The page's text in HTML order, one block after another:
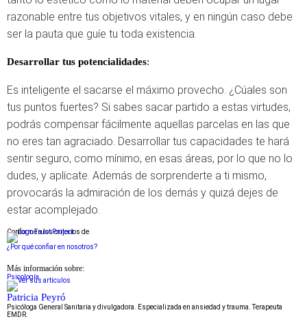
razonable entre tus objetivos vitales, y en ningún caso debe
ser la pauta que guíe tu toda existencia.
Desarrollar tus potencialidades:
Es inteligente el sacarse el máximo provecho. ¿Cúales son
tus puntos fuertes? Si sabes sacar partido a estas virtudes,
podrás compensar fácilmente aquellas parcelas en las que
no eres tan agraciado. Desarrollar tus capacidades te hará
sentir seguro, como mínimo, en esas áreas, por lo que no lo
dudes, y aplícate. Además de sorprenderte a ti mismo,
provocarás la admiración de los demás y quizá dejes de
estar acomplejado.
Conforme a los criterios de
¿Por qué confiar en nosotros?
Más información sobre:
Psicología
Patricia Peyró
Psicóloga General Sanitaria y divulgadora. Especializada en ansiedad y trauma. Terapeuta
EMDR.